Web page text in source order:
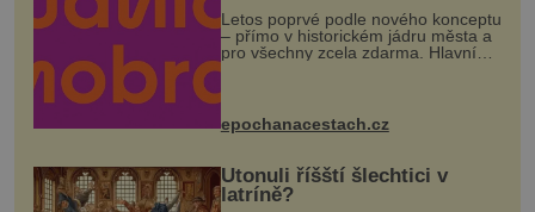
Letos poprvé podle nového konceptu
– přímo v historickém jádru města a
pro všechny zcela zdarma. Hlavní
program se odehraje na Karlově a
mohou těšit na víno, burčák, pes...
epochanacestach.cz
Utonuli říšští šlechtici v
latríně?